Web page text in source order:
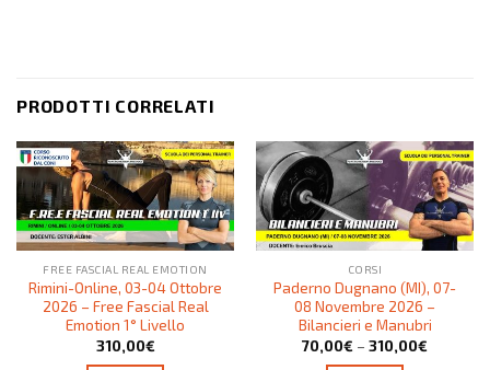
PRODOTTI CORRELATI
FREE FASCIAL REAL EMOTION
Rimini-Online, 03-04 Ottobre
2026 – Free Fascial Real
Emotion 1° Livello
310,00€
CORSI
Paderno Dugnano (MI), 07-
08 Novembre 2026 –
Bilancieri e Manubri
70,00€ – 310,00€